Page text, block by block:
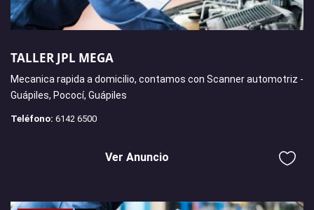
TALLER JPL MEGA
Mecanica rapida a domicilio, contamos con Scanner automotriz -
Guápiles, Pococí, Guápiles
Teléfono: 6142 6500
Ver Anuncio